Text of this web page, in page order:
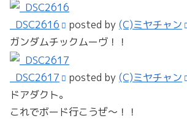
_DSC2616 posted by (C)ミヤチャン
ガンダムチックムーヴ！！
_DSC2617 posted by (C)ミヤチャン
ドアダクト。
これでボード行こうぜ～！！